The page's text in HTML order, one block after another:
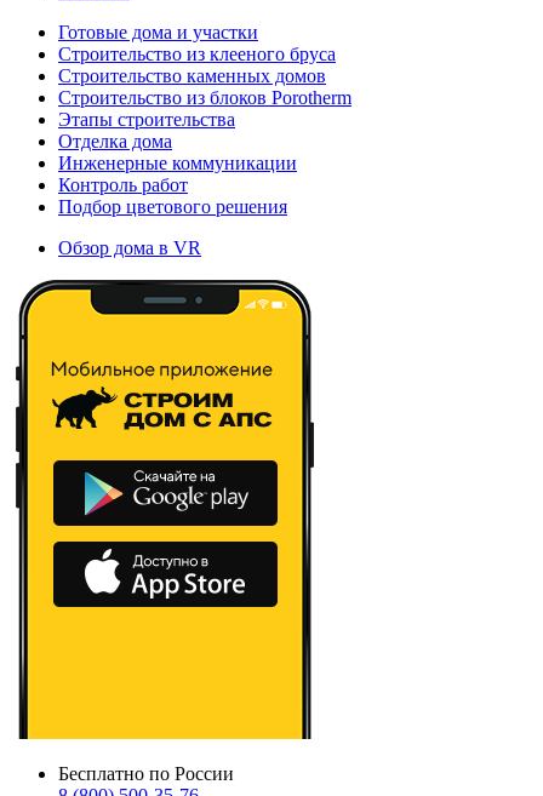
Готовые дома и участки
Строительство из клееного бруса
Строительство каменных домов
Строительство из блоков Porotherm
Этапы строительства
Отделка дома
Инженерные коммуникации
Контроль работ
Подбор цветового решения
Обзор дома в VR
Бесплатно по России